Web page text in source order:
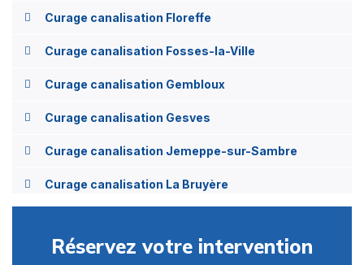
Curage canalisation Floreffe
Curage canalisation Fosses-la-Ville
Curage canalisation Gembloux
Curage canalisation Gesves
Curage canalisation Jemeppe-sur-Sambre
Curage canalisation La Bruyère
Curage canalisation Namur
Réservez votre intervention